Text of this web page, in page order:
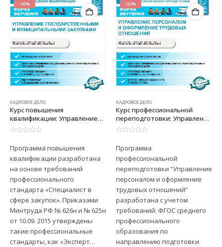
-50%
КАДРОВОЕ ДЕЛО
Курс повышения
квалификации: Управление
государственными и
муниципальными закупками
Программа повышения
квалификации разработана
на основе требований
профессионального
стандарта «Специалист в
сфере закупок». Приказами
Минтруда РФ № 626н и № 625н
от 10.09. 2015 утверждены
такие профессиональные
стандарты, как «Эксперт…
-52%
КАДРОВОЕ ДЕЛО
Курс профессиональной
переподготовки: Управление
персоналом и оформление
трудовых отношений
Программа
профессиональной
переподготовки “Управление
персоналом и оформление
трудовых отношений”
разработана с учетом
требований: ФГОС среднего
профессионального
образования по
направлению подготовки